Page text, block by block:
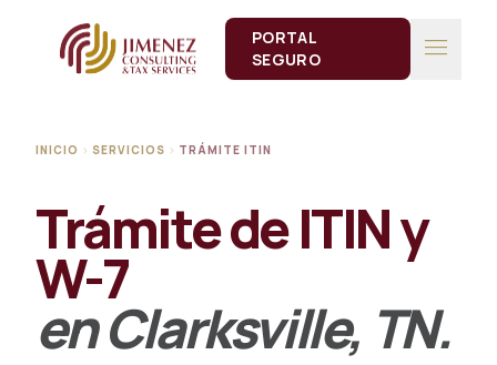
PORTAL
SEGURO
menu
INICIO chevron_right SERVICIOS chevron_right TRÁMITE ITIN
Trámite de ITIN y
W-7
en Clarksville, TN.